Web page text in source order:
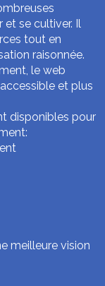
et se cultiver. Il
tout en
raisonnée.
le web
et plus
disponibles pour
meilleure vision